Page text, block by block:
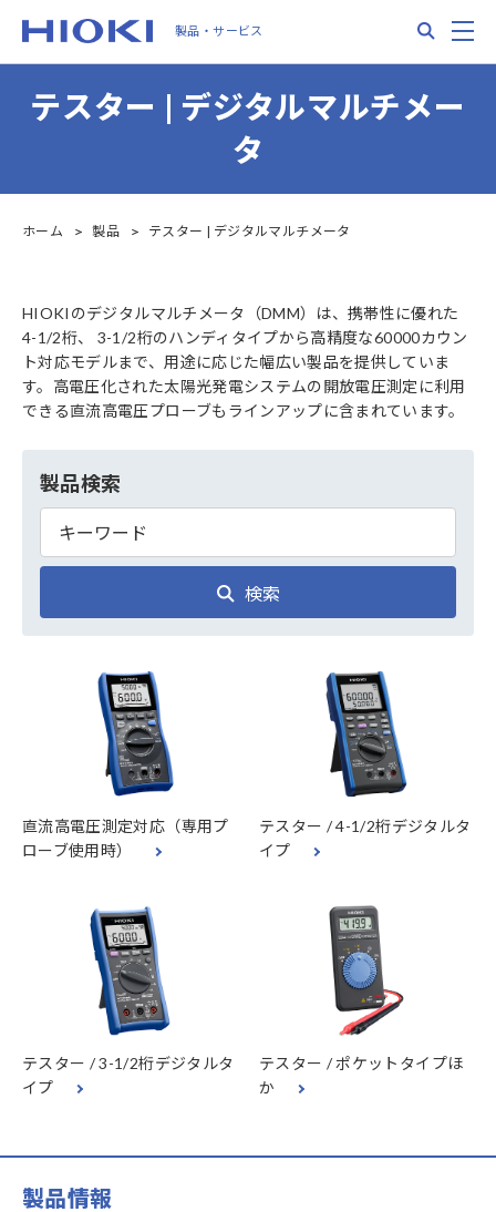
main
製品・サービス
テスター | デジタルマルチメー
タ
ホーム 製品 テスター | デジタルマルチメータ
HIOKIのデジタルマルチメータ（DMM）は、携帯性に優れた
4-1/2桁、 3-1/2桁のハンディタイプから高精度な60000カウン
ト対応モデルまで、用途に応じた幅広い製品を提供していま
す。高電圧化された太陽光発電システムの開放電圧測定に利用
できる直流高電圧プローブもラインアップに含まれています。
製品検索
検索
直流高電圧測定対応（専用プ
ローブ使用時）
テスター / 4-1/2桁デジタルタ
イプ
テスター / 3-1/2桁デジタルタ
イプ
テスター / ポケットタイプほ
か
製品情報